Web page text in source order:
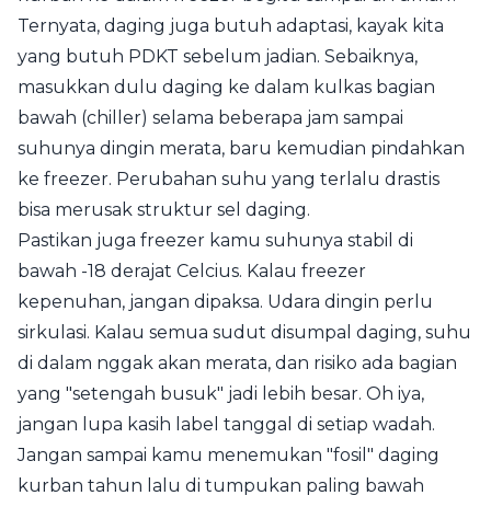
Ternyata, daging juga butuh adaptasi, kayak kita
yang butuh PDKT sebelum jadian. Sebaiknya,
masukkan dulu daging ke dalam kulkas bagian
bawah (chiller) selama beberapa jam sampai
suhunya dingin merata, baru kemudian pindahkan
ke freezer. Perubahan suhu yang terlalu drastis
bisa merusak struktur sel daging.
Pastikan juga freezer kamu suhunya stabil di
bawah -18 derajat Celcius. Kalau freezer
kepenuhan, jangan dipaksa. Udara dingin perlu
sirkulasi. Kalau semua sudut disumpal daging, suhu
di dalam nggak akan merata, dan risiko ada bagian
yang "setengah busuk" jadi lebih besar. Oh iya,
jangan lupa kasih label tanggal di setiap wadah.
Jangan sampai kamu menemukan "fosil" daging
kurban tahun lalu di tumpukan paling bawah